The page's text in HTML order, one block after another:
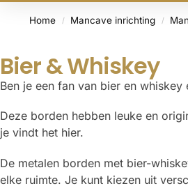
Home / Mancave inrichting /
Bier & Whiskey
Ben je een fan van bier en
Deze borden hebben leuke en
je vindt het hier.
De metalen borden met bier-
elke ruimte. Je kunt kiezen uit